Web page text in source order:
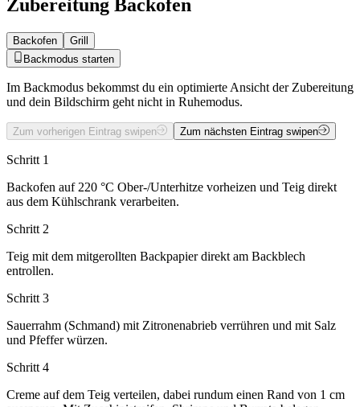
Zubereitung Backofen
Backofen
Grill
Backmodus starten
Im Backmodus bekommst du ein optimierte Ansicht der Zubereitung
und dein Bildschirm geht nicht in Ruhemodus.
Zum vorherigen Eintrag swipen Zum nächsten Eintrag swipen
Schritt 1
Backofen auf 220 °C Ober-/Unterhitze vorheizen und Teig direkt
aus dem Kühlschrank verarbeiten.
Schritt 2
Teig mit dem mitgerollten Backpapier direkt am Backblech
entrollen.
Schritt 3
Sauerrahm (Schmand) mit Zitronenabrieb verrühren und mit Salz
und Pfeffer würzen.
Schritt 4
Creme auf dem Teig verteilen, dabei rundum einen Rand von 1 cm